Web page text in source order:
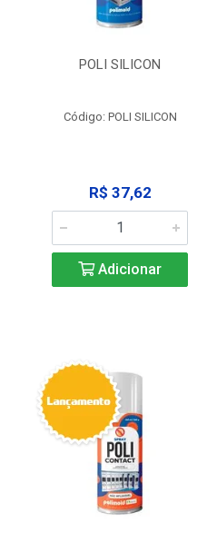
POLI SILICON
Código: POLI SILICON
R$ 37,62
Adicionar